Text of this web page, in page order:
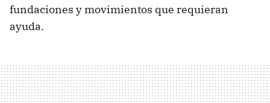
fundaciones y movimientos que requieran
ayuda.